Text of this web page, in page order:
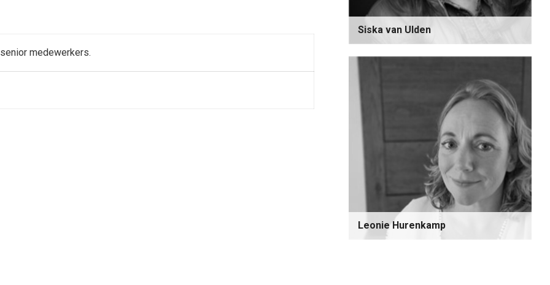
medewerkers.
Siska van Ulden
Leonie Hurenkamp